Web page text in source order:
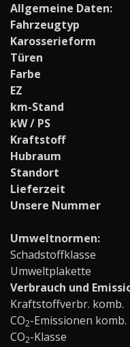
Allgemeine Daten:
Fahrzeugtyp
Karosserieform
Türen
Farbe
EZ
km-Stand
kW / PS
Kraftstoff
Hubraum
Standort
Lieferzeit
Unsere Nummer
Umweltnormen:
Schadstoffklasse
Umweltplakette
Verbrauch und
Kraftstoffverbr. komb.
CO2-Emissionen komb.
CO2-Klasse